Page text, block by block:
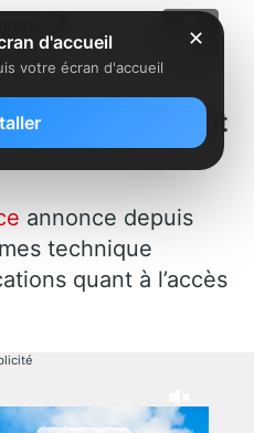
difficilement
annonce depuis
technique
quant à l’accès
✕
d'accueil
votre écran d'accueil